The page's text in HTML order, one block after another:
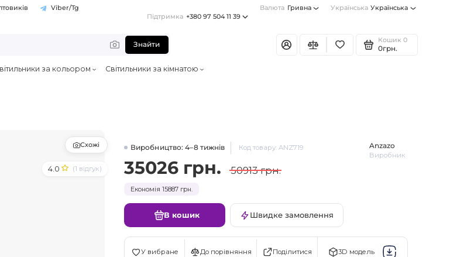
Viber/Tg
Підтримка +380 97 504 11 39
Валюта Гривна Українська Українська
Знайти
Кошик 0
0грн.
за кольором Світильники за кімнатою
4.0 (1 відгук)
Схожі Виробництво: 4–8 тижнів Код товару: ANZ719
Anzazo
Виробник
35026 грн. 50913 грн.
Економія 15887 грн.
В кошик Швидке замовлення
У вибране До порівняння Поділитися 3D модель